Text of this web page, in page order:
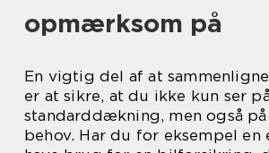
opmærksom på
En vigtig del af at
er at sikre, at du ikke kun ser på
standarddækning, men også
behov. Har du for eksempel en